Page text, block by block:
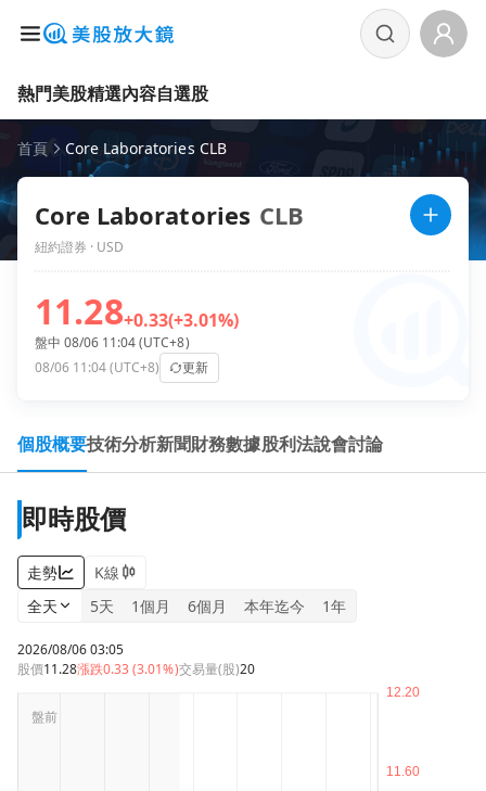
熱門美股精選內容自選股
首頁 Core Laboratories CLB
Core Laboratories CLB
紐約證券 · USD
11.28+0.33(+3.01%)
盤中 08/06 11:04 (UTC+8)
08/06 11:04 (UTC+8)
更新
個股概要技術分析新聞財務數據股利法說會討論
即時股價
走勢
K線
全天
5天 1個月 6個月 本年迄今 1年
2026/08/06 03:05
股價11.28漲跌0.33 (3.01%)交易量(股)20